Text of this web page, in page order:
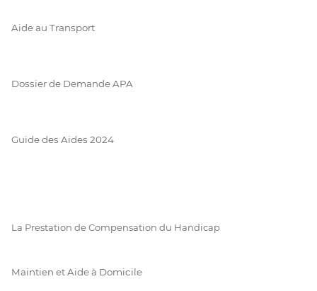
Aide au Transport
Dossier de Demande APA
Guide des Aides 2024
La Prestation de Compensation du Handicap
Maintien et Aide à Domicile